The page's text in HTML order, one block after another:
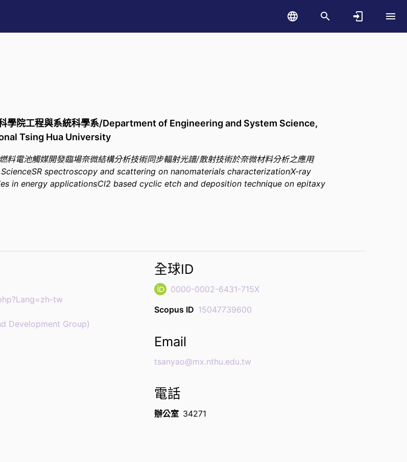
學院工程與系統科學系/Department of Engineering and System Science,
Tsing Hua University
料電池觸媒開發臨場奈微結構分析技術同步輻射光譜/散射技術於奈微材料分析之應用
SR spectroscopy and scattering on nanomaterials characterizationX-ray
in energy applicationsCl2 based cyclic etch and deposition technique on epitaxy
tw
Development Group)
全球ID
0000-0002-6431-715X
Scopus ID 15047739600
Email
tsanyao@mx.nthu.edu.tw
電話
辦公室 34271